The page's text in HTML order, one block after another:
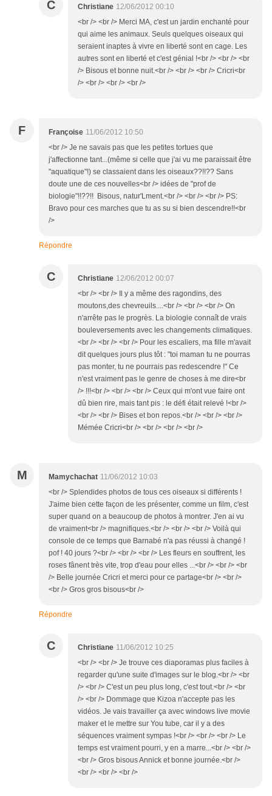
C Christiane 12/06/2012 00:10
<br /> <br /> Merci MA, c'est un jardin enchanté pour
qui aime les animaux. Seuls quelques oiseaux qui
seraient inaptes à vivre en liberté sont en cage. Les
autres sont en liberté et c'est génial !<br /> <br /> <br
/> Bisous et bonne nuit.<br /> <br /> <br /> Cricri<br
/> <br /> <br /> <br />
F Françoise 11/06/2012 10:50
<br /> Je ne savais pas que les petites tortues que
j'affectionne tant...(même si celle que j'ai vu me paraissait être
"aquatique"!) se classaient dans les oiseaux??!!?? Sans
doute une de ces nouvelles<br /> idées de "prof de
biologie"!!??!! Bisous, natur'Lment.<br /> <br /> <br /> PS:
Bravo pour ces marches que tu as su si bien descendre!!<br
/>
Répondre
C Christiane 12/06/2012 00:07
<br /> <br /> Il y a même des ragondins, des
moutons,des chevreuils....<br /> <br /> <br /> On
n'arrête pas le progrès. La biologie connaît de vrais
bouleversements avec les changements climatiques.
<br /> <br /> <br /> Pour les escaliers, ma fille m'avait
dit quelques jours plus tôt : "toi maman tu ne pourras
pas monter, tu ne pourrais pas redescendre !" Ce
n'est vraiment pas le genre de choses à me dire<br
/> !!!<br /> <br /> <br /> Ceux qui m'ont vue faire ont
dû bien rire, mais tant pis : le défi était relevé !<br />
<br /> <br /> Bises et bon repos.<br /> <br /> <br />
Mémée Cricri<br /> <br /> <br /> <br />
M Mamychachat 11/06/2012 10:03
<br /> Splendides photos de tous ces oiseaux si différents !
J'aime bien cette façon de les présenter, comme un film, c'est
super quand on a beaucoup de photos à montrer. J'en ai vu
de vraiment<br /> magnifiques.<br /> <br /> <br /> Voilà qui
console de ce temps que Barnabé n'a pas réussi à changé !
pof ! 40 jours ?<br /> <br /> <br /> Les fleurs en souffrent, les
roses fânent très vite, trop d'eau pour elles ...<br /> <br /> <br
/> Belle journée Cricri et merci pour ce partage<br /> <br />
<br /> Gros gros bisous<br />
Répondre
C Christiane 11/06/2012 10:25
<br /> <br /> Je trouve ces diaporamas plus faciles à
regarder qu'une suite d'images sur le blog.<br /> <br
/> <br /> C'est un peu plus long, c'est tout.<br /> <br
/> <br /> Dommage que Kizoa n'accepte pas les
vidéos. Je vais travailler ça avec windows live movie
maker et le mettre sur You tube, car il y a des
séquences vraiment sympas !<br /> <br /> <br /> Le
temps est vraiment pourri, y en a marre...<br /> <br />
<br /> Gros bisous Annick et bonne journée.<br />
<br /> <br /> <br />